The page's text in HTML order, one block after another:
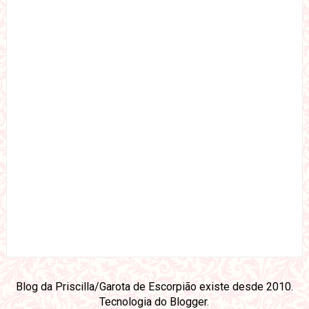
Blog da Priscilla/Garota de Escorpião existe desde 2010.
Tecnologia do Blogger.